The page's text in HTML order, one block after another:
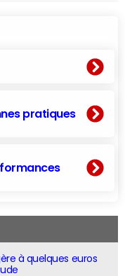
pratiques
à quelques euros